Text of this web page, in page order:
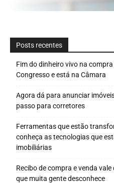
Posts recentes
Fim do dinheiro vivo na
Congresso e está na Câmara
Agora dá para anunciar
passo para corretores
Ferramentas que estão
conheça as tecnologias que
imobiliárias
Recibo de compra e venda
que muita gente desconhece